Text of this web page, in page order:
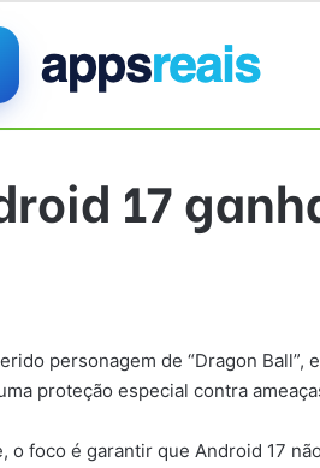
17
personagem de “Dragon
proteção especial contra
o foco é garantir que Android 17